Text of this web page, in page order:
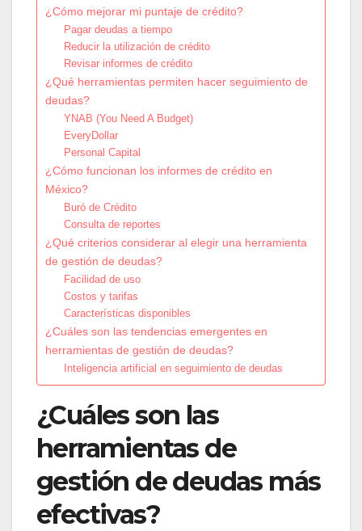
¿Cómo mejorar mi puntaje de crédito?
Pagar deudas a tiempo
Reducir la utilización de crédito
Revisar informes de crédito
¿Qué herramientas permiten hacer seguimiento de
deudas?
YNAB (You Need A Budget)
EveryDollar
Personal Capital
¿Cómo funcionan los informes de crédito en
México?
Buró de Crédito
Consulta de reportes
¿Qué criterios considerar al elegir una herramienta
de gestión de deudas?
Facilidad de uso
Costos y tarifas
Características disponibles
¿Cuáles son las tendencias emergentes en
herramientas de gestión de deudas?
Inteligencia artificial en seguimiento de deudas
¿Cuáles son las
herramientas de
gestión de deudas más
efectivas?